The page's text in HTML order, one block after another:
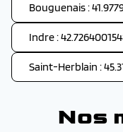
Bouguenais :
Indre :
Saint-Herblain :
Nos